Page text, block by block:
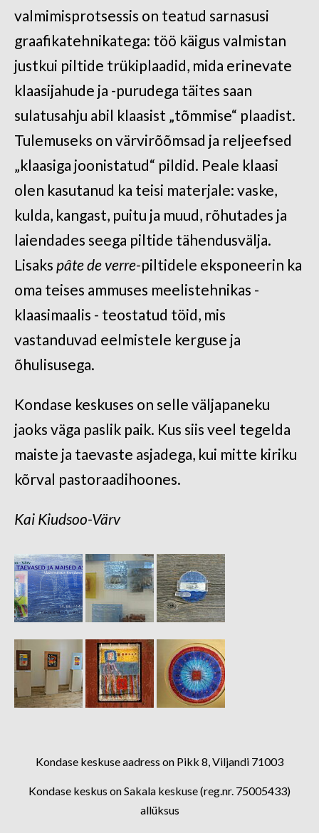
valmimisprotsessis on teatud sarnasusi
graafikatehnikatega: töö käigus valmistan
justkui piltide trükiplaadid, mida erinevate
klaasijahude ja -purudega täites saan
sulatusahju abil klaasist „tõmmise“ plaadist.
Tulemuseks on värvirõõmsad ja reljeefsed
„klaasiga joonistatud“ pildid. Peale klaasi
olen kasutanud ka teisi materjale: vaske,
kulda, kangast, puitu ja muud, rõhutades ja
laiendades seega piltide tähendusvälja.
Lisaks pâte de verre-piltidele eksponeerin ka
oma teises ammuses meelistehnikas -
klaasimaalis - teostatud töid, mis
vastanduvad eelmistele kerguse ja
õhulisusega.
Kondase keskuses on selle väljapaneku
jaoks väga paslik paik. Kus siis veel tegelda
maiste ja taevaste asjadega, kui mitte kiriku
kõrval pastoraadihoones.
Kai Kiudsoo-Värv
Kondase keskuse aadress on Pikk 8, Viljandi 71003
Kondase keskus on Sakala keskuse (reg.nr. 75005433)
allüksus